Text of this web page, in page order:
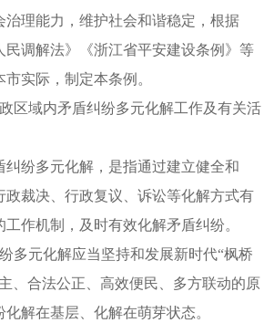
治理能力，维护社会和谐稳定，根据
民调解法》《浙江省平安建设条例》等
实际，制定本条例。
区域内矛盾纠纷多元化解工作及有关活
纠纷多元化解，是指通过建立健全和
政裁决、行政复议、诉讼等化解方式有
作机制，及时有效化解矛盾纠纷。
多元化解应当坚持和发展新时代“枫桥
、合法公正、高效便民、多方联动的原
解在基层、化解在萌芽状态。